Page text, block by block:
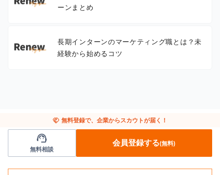
ーンまとめ
長期インターンのマーケティング職とは？未
経験から始めるコツ
handshake 無料登録で、企業からスカウトが届く！
support_agent
無料相談
会員登録する(無料)